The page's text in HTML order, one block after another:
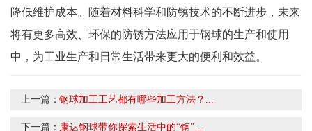
降低维护成本。随着材料科学和防锈技术的不断进步，未来
将有更多高效、环保的防锈方法应用于钢球的生产和使用
中，为工业生产和日常生活带来更大的便利和效益。
上一篇：钢球加工工艺都有哪些加工方法？...
下一篇： 康达钢球带你探索生活中的“钢”...